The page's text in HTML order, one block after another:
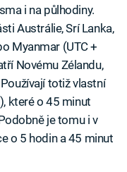
i na půlhodiny.
Austrálie, Srí Lanka,
Myanmar (UTC +
Novému Zélandu,
totiž vlastní
které o 45 minut
je tomu i v
o 5 hodin a 45 minut